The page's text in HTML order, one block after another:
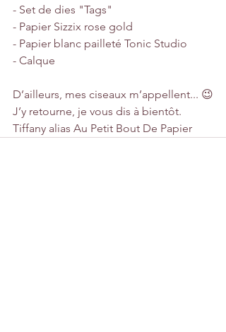
- Set de dies "Tags"
- Papier Sizzix rose gold
- Papier blanc pailleté Tonic Studio
- Calque
D’ailleurs, mes ciseaux m’appellent... 😉
J’y retourne, je vous dis à bientôt.
Tiffany alias Au Petit Bout De Papier